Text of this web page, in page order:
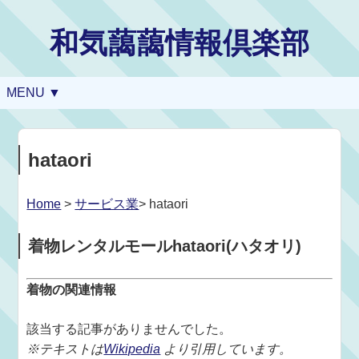
和気藹藹情報倶楽部
MENU ▼
hataori
Home >サービス業> hataori
着物レンタルモールhataori(ハタオリ)
着物の関連情報
該当する記事がありませんでした。
※テキストはWikipedia より引用しています。